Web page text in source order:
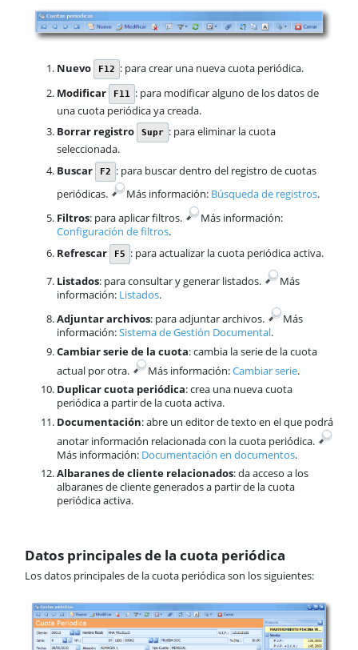
Nuevo F12
: para crear una nueva cuota periódica.
Modificar
F11
: para modificar alguno de los datos de
una cuota periódica ya creada.
Borrar registro
Supr : para eliminar la cuota
seleccionada.
Buscar
F2
: para buscar dentro del registro de cuotas
periódicas.
​Más información: Búsqueda de registros.
Filtros: para aplicar filtros.
​Más información:
Configuración de filtros.
Refrescar
F5
: para actualizar la cuota periódica activa.
Listados: para consultar y generar listados.
​Más
información: Listados.
Adjuntar archivos: para adjuntar archivos.
​Más
información:Sistema de Gestión Documental.
Cambiar serie de la cuota: cambia la serie de la cuota
actual por otra.
​Más información:Cambiar serie.​
Duplicar cuota periódica: crea una nueva cuota
periódica a partir de la cuota activa.
Documentación: abre un editor de texto en el que podrá
anotar información relacionada con la cuota periódica.
Más información: ​ Documentación en documentos.
Albaranes de cliente relacionados: da acceso a los
albaranes de cliente generados a partir de la cuota
periódica activa.
Datos principales de la cuota periódica
Los datos principales de la cuota periódica son los siguientes: